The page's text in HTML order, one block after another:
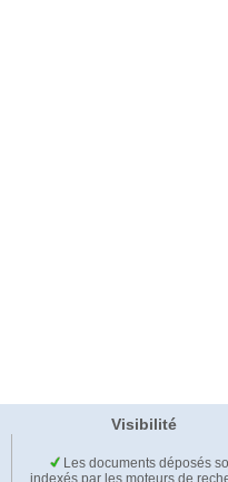
Visibilité
Les documents déposés